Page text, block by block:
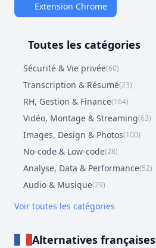
Extension Chrome
Toutes les catégories
Sécurité & Vie privée(60)
Transcription & Résumé(23)
RH, Gestion & Finance(164)
Vidéo, Montage & Streaming(63)
Images, Design & Photos(100)
No-code & Low-code(28)
Analyse, Data & Performance(52)
Audio & Musique(29)
Voir toutes les catégories
Alternatives françaises